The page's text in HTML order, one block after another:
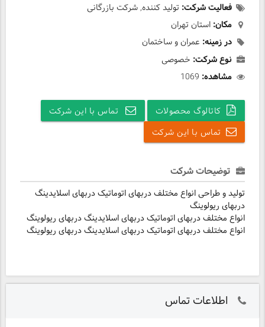
فعالیت شرکت: تولید کننده, شرکت بازرگانی
مکان: استان تهران
در زمینه: عمران و ساختمان
نوع شرکت: خصوصی
مشاهده: 1069
کاتالوگ محصولات
تماس با این شرکت
تماس با این شرکت
توضیحات شرکت
تولید و طراحی انواع مختلف دربهای اتوماتیک دربهای اسلایدینگ
دربهای ریولوینگ
انواع مختلف دربهای اتوماتیک دربهای اسلایدینگ دربهای ریولوینگ
انواع مختلف دربهای اتوماتیک دربهای اسلایدینگ دربهای ریولوینگ
اطلاعات تماس